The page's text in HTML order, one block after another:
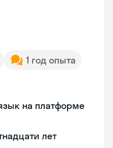
1 год опыта
на платформе
лет